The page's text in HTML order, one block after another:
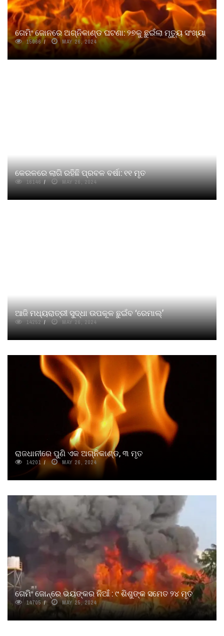
ଗେମିଂ ଜୋନରେ ଅଗ୍ନିକାଣ୍ଡ ଘଟଣା: ୨୭କୁ ଛୁଇଁଲା ମୃତ୍ୟୁ ସଂଖ୍ୟା
15066 MAY 26, 2024
କେରଳରେ ଲାଗି ରହିଛି ପ୍ରବଳ ବର୍ଷା: ୧୧ ମୃତ
16146 MAY 26, 2024
ଆଜି ମଧ୍ୟରାତ୍ରୀ ସୁଦ୍ଧା ଉପକୂଳ ଛୁଇଁବ ‘ରେମାଲ୍’
14252 MAY 26, 2024
ରାଜଧାନୀରେ ପୁଣି ଏକ ଅଗ୍ନିକାଣ୍ଡ, ୩ ମୃତ
14201 MAY 26, 2024
ଗେମିଂ ଜୋନ୍‌ରେ ଭୟଙ୍କର ନିଆଁ : ୯ ଶିଶୁଙ୍କ ସମେତ ୨୪ ମୃତ
14705 MAY 25, 2024